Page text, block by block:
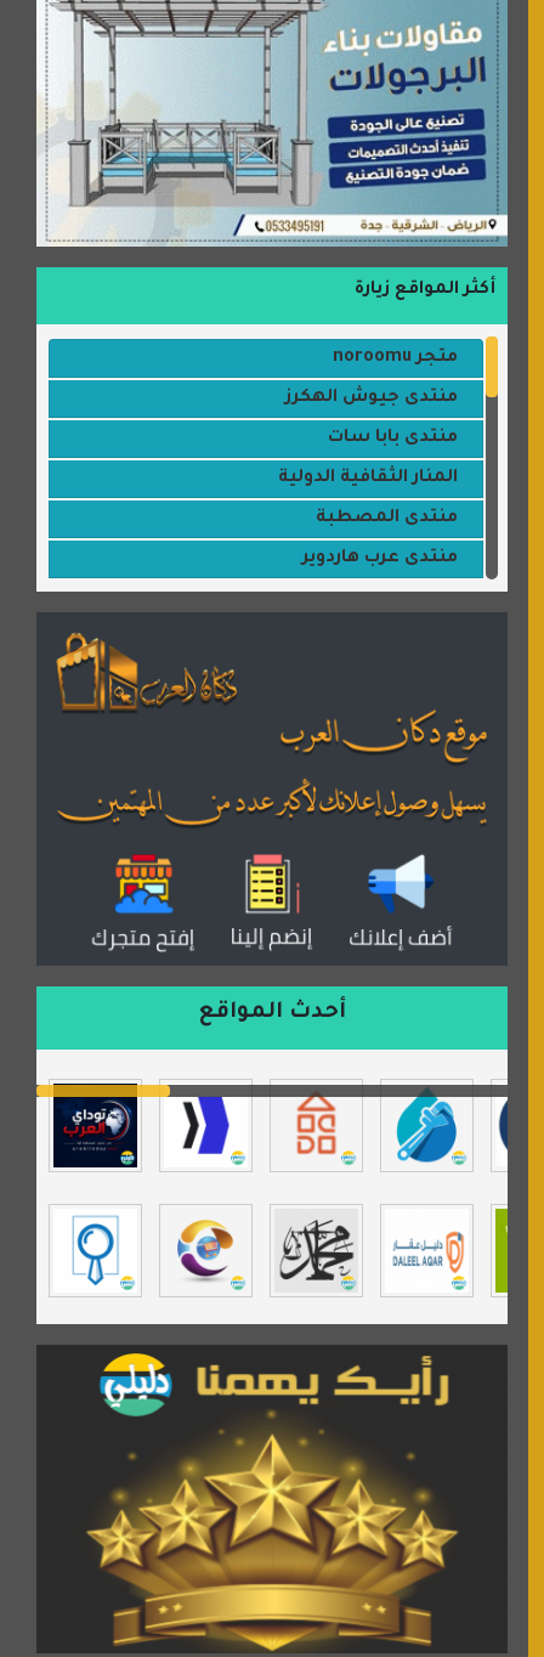
أكثر المواقع زيارة
متجر noroomu
منتدى جيوش الهكرز
منتدى بابا سات
المنار الثقافية الدولية
منتدى المصطبة
منتدى عرب هاردوير
القران للجميع
منتدى همسات روائية
المكتبة الصوتية للقران الكريم
منتدى عدلات
موقع مداد الإسلامي
ورشة زهرة لورا للحدادة
موقع حراج خدمة
تي في قران
موسوعة نور الرحمن
مندى غرام
مردة سوفت
السبيل
أحدث المواقع